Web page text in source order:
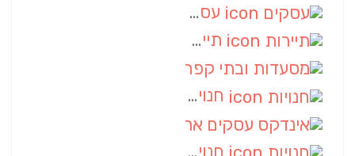
עסקים
תיירות
חנויות
חנויות